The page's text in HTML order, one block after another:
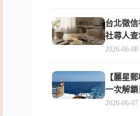
台北徵
社尋人
陪你找回
2026-06-08
【麗星
一次解
長崎、那
2026-06-07